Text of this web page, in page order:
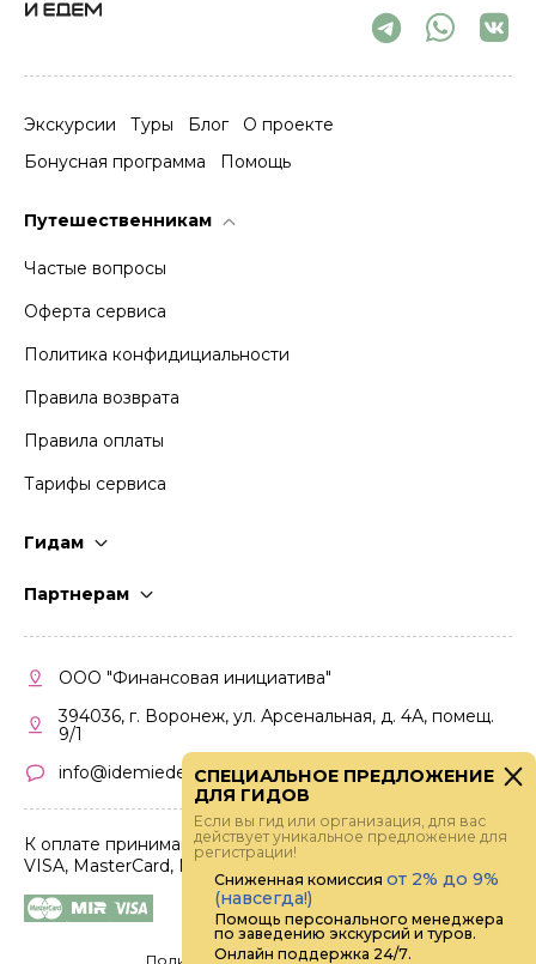
Экскурсии Туры Блог
О проекте
Бонусная программа
Помощь
Путешественникам
Частые вопросы
Оферта сервиса
Политика конфидициальности
Правила возврата
Правила оплаты
Тарифы сервиса
Гидам
Партнерам
Кабинет партнера
Правила участия
ООО "Финансовая инициатива"
394036, г. Воронеж, ул. Арсенальная, д. 4А, помещ.
9/1
info@idemiedem.ru
К оплате принимаются карты
VISA, MasterCard, МИР
Политика конфиденциальности
СПЕЦИАЛЬНОЕ ПРЕДЛОЖЕНИЕ
ДЛЯ ГИДОВ
Если вы гид или организация, для вас
действует уникальное предложение для
регистрации!
Сниженная комиссия от 2% до 9%
(навсегда!)
Помощь персонального менеджера
по заведению экскурсий и туров.
Онлайн поддержка 24/7.